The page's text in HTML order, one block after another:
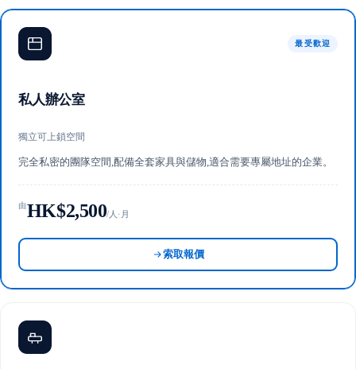
最受歡迎
私人辦公室
獨立可上鎖空間
完全私密的團隊空間,配備全套家具與儲物,適合需要專屬地址的企業。
由HK$2,500/人·月
索取報價